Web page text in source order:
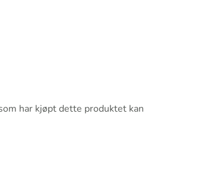
har kjøpt dette produktet kan